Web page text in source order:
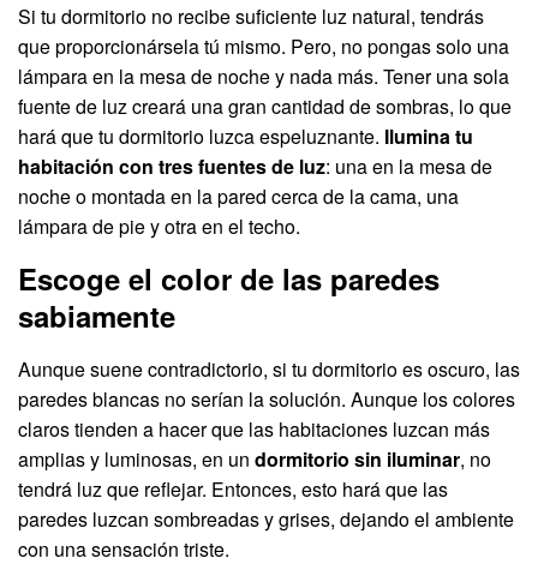
Si tu dormitorio no recibe suficiente luz natural, tendrás
que proporcionársela tú mismo. Pero, no pongas solo una
lámpara en la mesa de noche y nada más. Tener una sola
fuente de luz creará una gran cantidad de sombras, lo que
hará que tu dormitorio luzca espeluznante. Ilumina tu
habitación con tres fuentes de luz: una en la mesa de
noche o montada en la pared cerca de la cama, una
lámpara de pie y otra en el techo.
Escoge el color de las paredes
sabiamente
Aunque suene contradictorio, si tu dormitorio es oscuro, las
paredes blancas no serían la solución. Aunque los colores
claros tienden a hacer que las habitaciones luzcan más
amplias y luminosas, en un dormitorio sin iluminar, no
tendrá luz que reflejar. Entonces, esto hará que las
paredes luzcan sombreadas y grises, dejando el ambiente
con una sensación triste.